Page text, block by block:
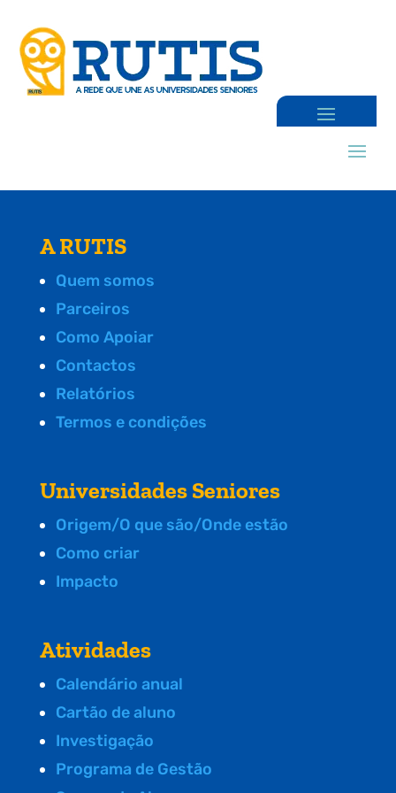
A RUTIS
Quem somos
Parceiros
Como Apoiar
Contactos
Relatórios
Termos e condições
Universidades Seniores
Origem/O que são/Onde estão
Como criar
Impacto
Atividades
Calendário anual
Cartão de aluno
Investigação
Programa de Gestão